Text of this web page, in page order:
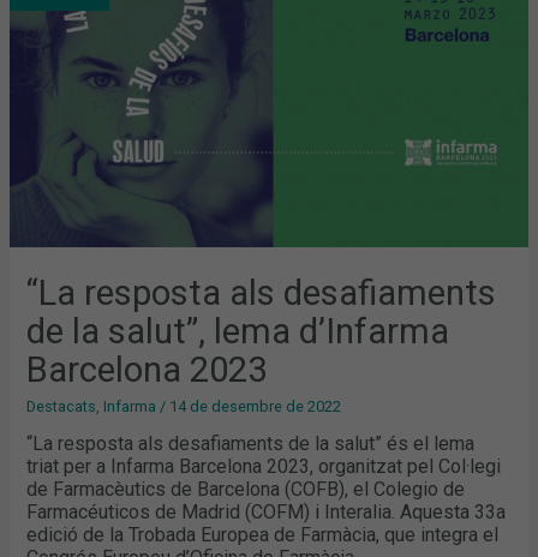
“La resposta als desafiaments
de la salut”, lema d’Infarma
Barcelona 2023
Destacats Infarma / 14 de desembre de 2022
“La resposta als desafiaments de la salut” és el lema
triat per a Infarma Barcelona 2023, organitzat pel Col·legi
de Farmacèutics de Barcelona (COFB), el Colegio de
Farmacéuticos de Madrid (COFM) i Interalia. Aquesta 33a
edició de la Trobada Europea de Farmàcia, que integra el
SALUT”,
LEMA
BARCELONA
2023